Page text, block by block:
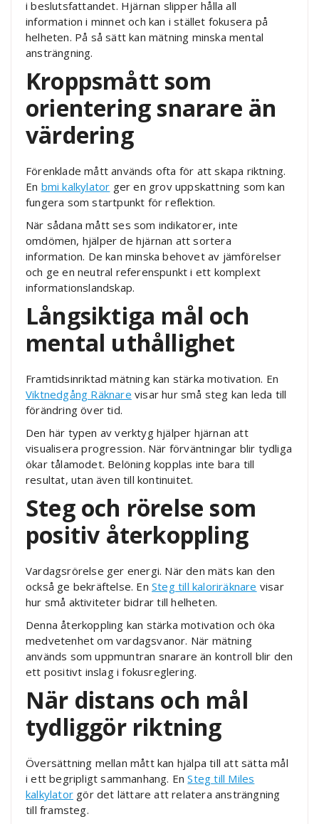
i beslutsfattandet. Hjärnan slipper hålla all
information i minnet och kan i stället fokusera på
helheten. På så sätt kan mätning minska mental
ansträngning.
Kroppsmått som
orientering snarare än
värdering
Förenklade mått används ofta för att skapa riktning.
En bmi kalkylator ger en grov uppskattning som kan
fungera som startpunkt för reflektion.
När sådana mått ses som indikatorer, inte
omdömen, hjälper de hjärnan att sortera
information. De kan minska behovet av jämförelser
och ge en neutral referenspunkt i ett komplext
informationslandskap.
Långsiktiga mål och
mental uthållighet
Framtidsinriktad mätning kan stärka motivation. En
Viktnedgång Räknare visar hur små steg kan leda till
förändring över tid.
Den här typen av verktyg hjälper hjärnan att
visualisera progression. När förväntningar blir tydliga
ökar tålamodet. Belöning kopplas inte bara till
resultat, utan även till kontinuitet.
Steg och rörelse som
positiv återkoppling
Vardagsrörelse ger energi. När den mäts kan den
också ge bekräftelse. En Steg till kaloriräknare visar
hur små aktiviteter bidrar till helheten.
Denna återkoppling kan stärka motivation och öka
medvetenhet om vardagsvanor. När mätning
används som uppmuntran snarare än kontroll blir den
ett positivt inslag i fokusreglering.
När distans och mål
tydliggör riktning
Översättning mellan mått kan hjälpa till att sätta mål
i ett begripligt sammanhang. EnSteg till Miles
kalkylator gör det lättare att relatera ansträngning
till framsteg.